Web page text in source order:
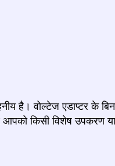
है। वोल्टेज एडाप्टर के
किसी विशेष उपकरण